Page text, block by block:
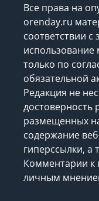
Все права на
orenday.ru
соответствии
использование
только по
обязательной
Редакция не
достоверность
размещенных
содержание
гиперссылки, а
Комментарии к
личным